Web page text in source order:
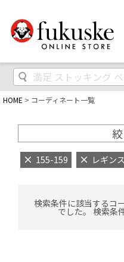
HOME コーディネート一覧
155-159 レギンス
検索条件に該当するコ
でした。 検索条